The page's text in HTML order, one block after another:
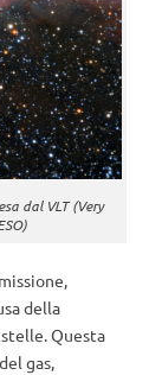
dal VLT (Very
della
Questa
gas,